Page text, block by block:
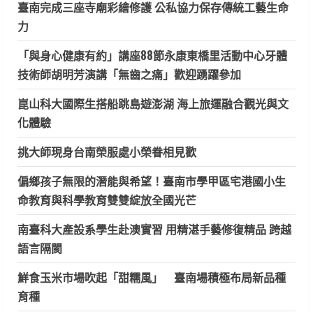
臺南完成三座寺廟彩繪修護 公私協力保存傳統工藝生命
力
「與身心健康有約」講座88節永康東橋里活動中心牙體
技術師胡明芳演講「無齒之痛」歡迎踴躍參加
崑山科大國際生搭船跳島遊澎湖 海上旅運融合觀光與文
化體驗
挑大師現身台南榮服處小榮眷相見歡
偏鄉孩子無限的潛能與希望！臺南市學甲區宅港國小生
命教育與科學教育雙雙綻放全國光芒
南臺科大產設系學生赴澳實習 用精湛手藝修復精品 跨越
語言隔閡
鮮食玉米市場吹起「甜糯風」 臺南場積極布局新品種
育種